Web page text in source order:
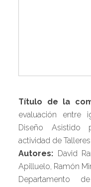
Título de la
evaluación entre
Diseño Asistido
actividad de
Autores: David
Apilluelo, Ramón
Departamento